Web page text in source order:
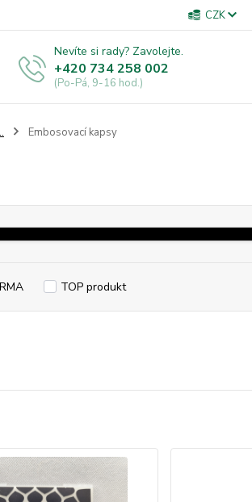
CZK
Nevíte si rady? Zavolejte.
+420 734 258 002
(Po-Pá, 9-16 hod.)
Embosovací kapsy
TOP produkt